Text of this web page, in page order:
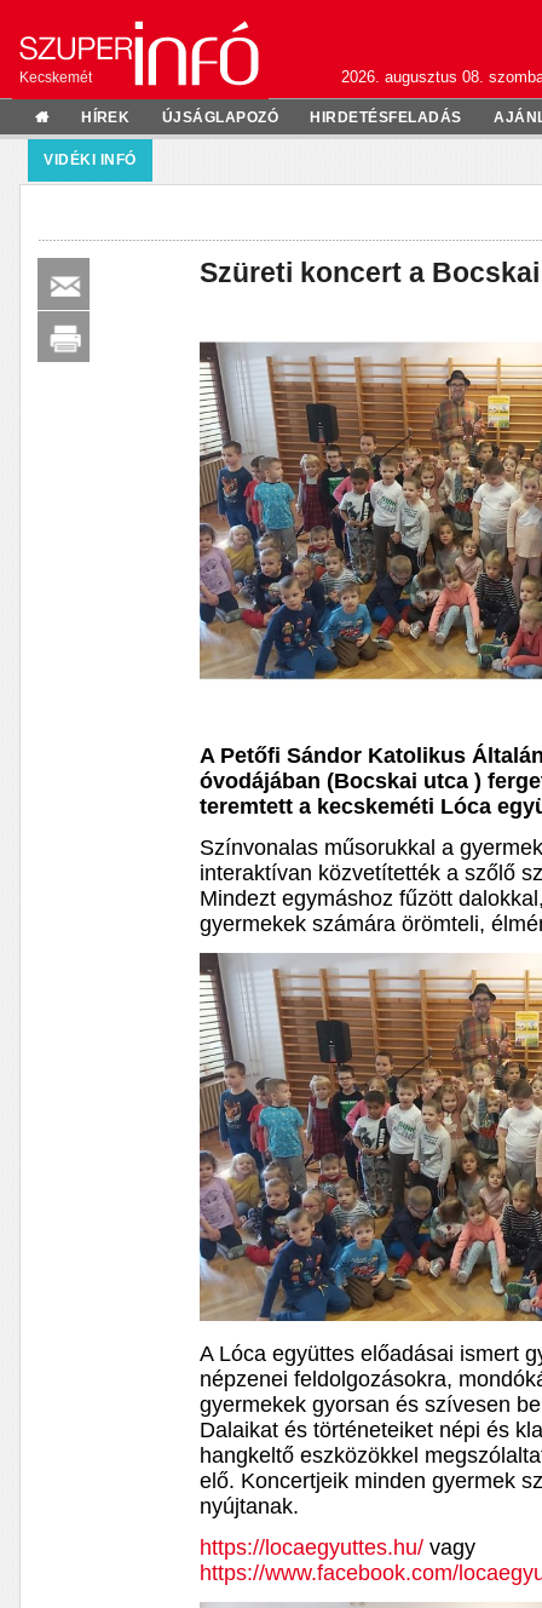
Kecskemét 2026. augusztus 08.
HÍREK ÚJSÁGLAPOZÓ HIRDETÉSFELADÁS
VIDÉKI INFÓ
Szüreti koncert a
A Petőfi Sándor Katolikus
óvodájában (Bocskai utca )
teremtett a kecskeméti Lóca
Színvonalas műsorukkal a
interaktívan közvetítették a szőlő
Mindezt egymáshoz fűzött
gyermekek számára örömteli,
A Lóca együttes előadásai ismert
népzenei feldolgozásokra,
gyermekek gyorsan és szívesen
Dalaikat és történeteiket népi és
hangkeltő eszközökkel
elő. Koncertjeik minden gyermek
nyújtanak.
https://locaegyuttes.hu/ vagy
https://www.facebook.com/